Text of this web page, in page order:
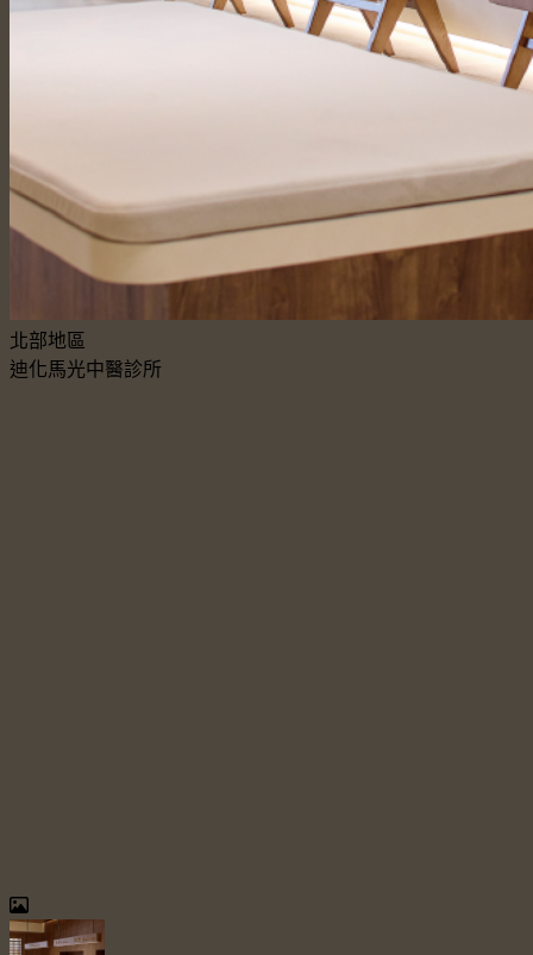
北部地區
迪化馬光中醫診所